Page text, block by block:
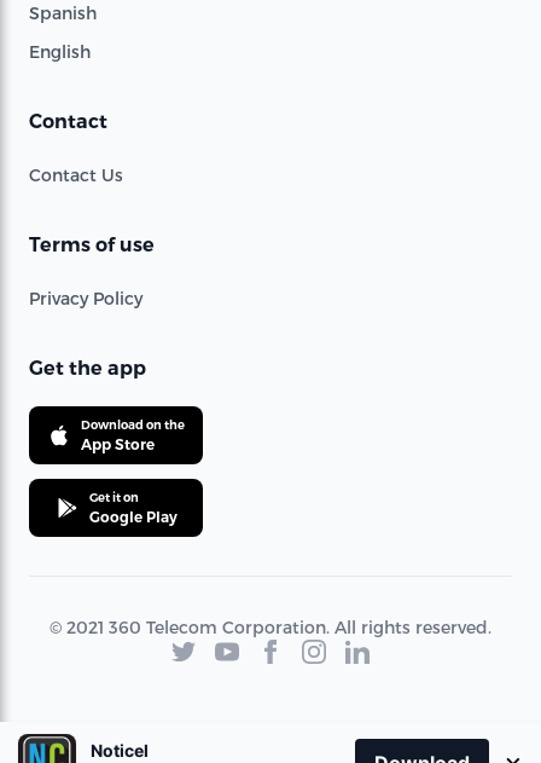
Spanish
English
Contact
Contact Us
Terms of use
Privacy Policy
Get the app
Download on the
App Store
Get it on
Google Play
© 2021 360 Telecom Corporation. All rights reserved.
Noticel